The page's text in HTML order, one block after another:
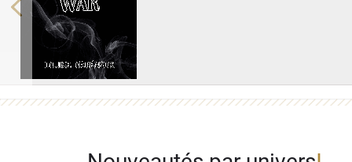
Previous